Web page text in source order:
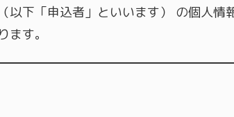
以下「申込者」といいます） の個人情
ます。